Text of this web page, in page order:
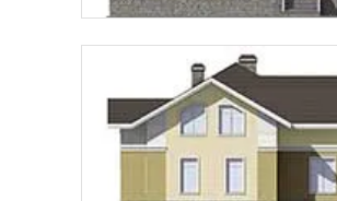
Звонок
согласие на обработку
подтверждаю, что ознакомлен(а) с
обработки персональных данных.
Рассчитать стоимость